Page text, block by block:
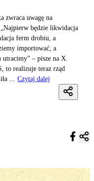
zwraca uwagę na
będzie likwidacja
ferm drobiu, a
importować, a
utracimy” – pisze na X.
to realizuje teraz rząd
...
Czytaj dalej